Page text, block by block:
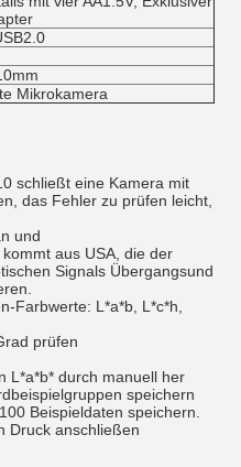
Mikrokamera
schließt eine Kamera mit
das Fehler zu prüfen leicht,
und
aus USA, die der
Signals Übergangsund
Farbwerte: L*a*b, L*c*h,
prüfen
L*a*b* durch manuell her
speichern
Beispieldaten speichern.
Druck anschließen